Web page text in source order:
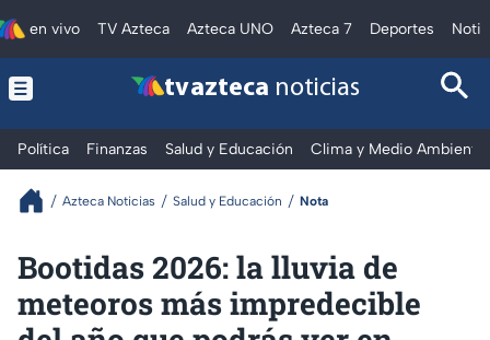
en vivo TV Azteca Azteca UNO Azteca 7 Deportes
tv azteca noticias
Política Finanzas Salud y Educación Clima y Medio Ambiente
Azteca Noticias Salud y Educación Nota
Bootidas 2026: la lluvia de
meteoros más impredecible